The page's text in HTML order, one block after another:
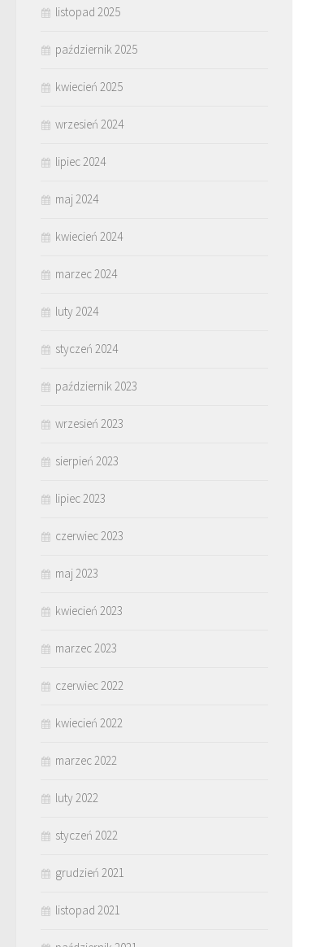
listopad 2025
październik 2025
kwiecień 2025
wrzesień 2024
lipiec 2024
maj 2024
kwiecień 2024
marzec 2024
luty 2024
styczeń 2024
październik 2023
wrzesień 2023
sierpień 2023
lipiec 2023
czerwiec 2023
maj 2023
kwiecień 2023
marzec 2023
czerwiec 2022
kwiecień 2022
marzec 2022
luty 2022
styczeń 2022
grudzień 2021
listopad 2021